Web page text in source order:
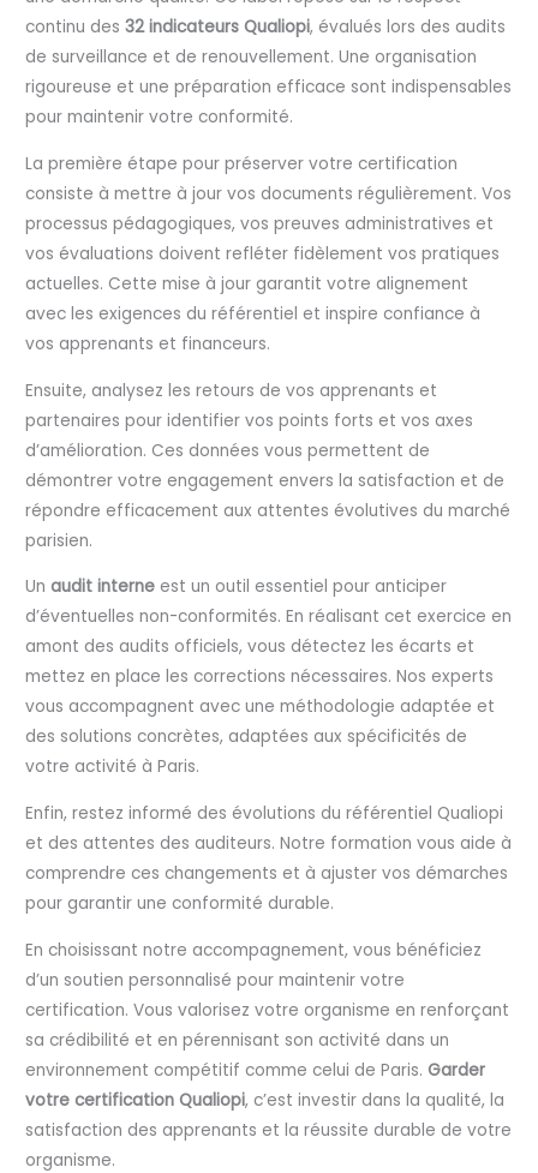
continu des32 indicateurs Qualiopi, évalués lors des audits
de surveillance et de renouvellement. Une organisation
rigoureuse et une préparation efficace sont indispensables
pour maintenir votre conformité.
La première étape pour préserver votre certification
consiste à mettre à jour vos documents régulièrement. Vos
processus pédagogiques, vos preuves administratives et
vos évaluations doivent refléter fidèlement vos pratiques
actuelles. Cette mise à jour garantit votre alignement
avec les exigences du référentiel et inspire confiance à
vos apprenants et financeurs.
Ensuite, analysez les retours de vos apprenants et
partenaires pour identifier vos points forts et vos axes
d’amélioration. Ces données vous permettent de
démontrer votre engagement envers la satisfaction et de
répondre efficacement aux attentes évolutives du marché
parisien.
Unaudit interne est un outil essentiel pour anticiper
d’éventuelles non-conformités. En réalisant cet exercice en
amont des audits officiels, vous détectez les écarts et
mettez en place les corrections nécessaires. Nos experts
vous accompagnent avec une méthodologie adaptée et
des solutions concrètes, adaptées aux spécificités de
votre activité à Paris.
Enfin, restez informé des évolutions du référentiel Qualiopi
et des attentes des auditeurs. Notre formation vous aide à
comprendre ces changements et à ajuster vos démarches
pour garantir une conformité durable.
En choisissant notre accompagnement, vous bénéficiez
d’un soutien personnalisé pour maintenir votre
certification. Vous valorisez votre organisme en renforçant
sa crédibilité et en pérennisant son activité dans un
environnement compétitif comme celui de Paris. Garder
votre certification Qualiopi, c’est investir dans la qualité, la
satisfaction des apprenants et la réussite durable de votre
organisme.